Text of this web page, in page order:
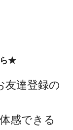
ら★
友達登録の
感できる